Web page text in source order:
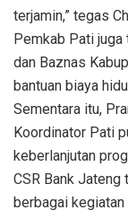
terjamin,” tegas
Pemkab Pati
dan Baznas
bantuan biaya
Sementara itu,
Koordinator Pati
keberlanjutan
CSR Bank Jateng
berbagai